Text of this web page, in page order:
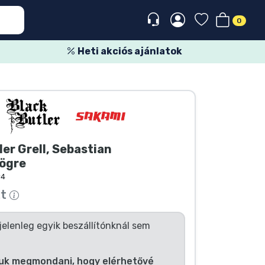
0
Heti akciós ajánlatok
Grell, Sebastian
egyik beszállítónknál sem
megmondani, hogy elérhetővé